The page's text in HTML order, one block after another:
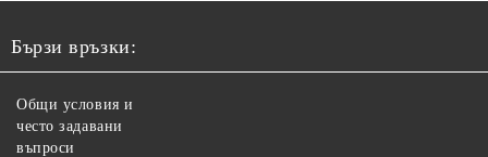
Бързи връзки:
Общи условия и
често задавани
въпроси